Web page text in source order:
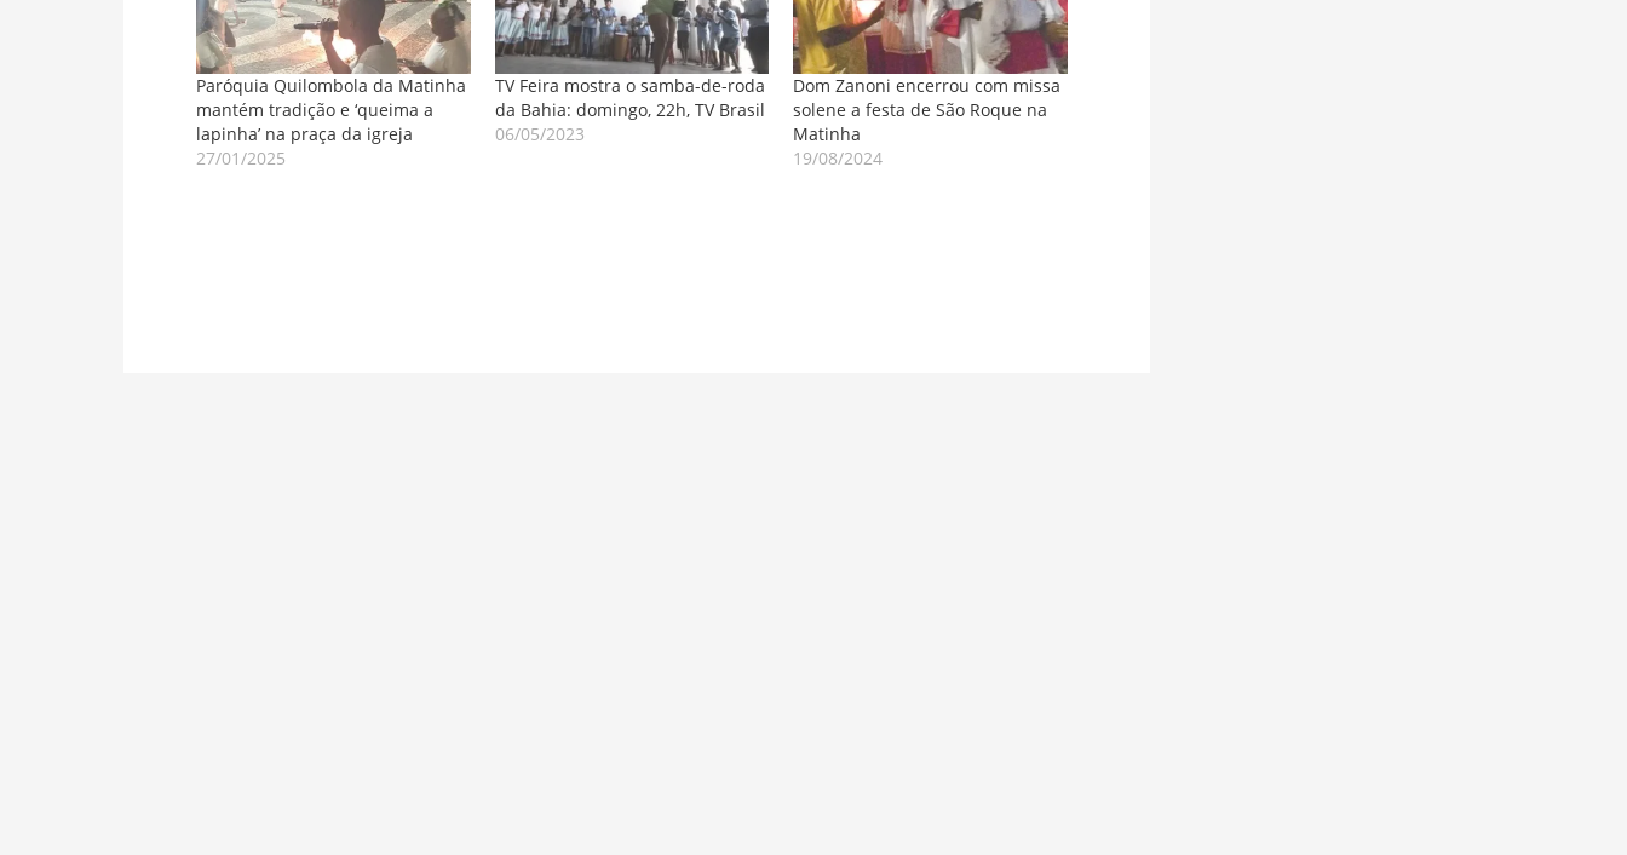
Paróquia Quilombola da Matinha
mantém tradição e ‘queima a
lapinha’ na praça da igreja
27/01/2025
TV Feira mostra o samba-de-roda
da Bahia: domingo, 22h, TV Brasil
06/05/2023
Dom Zanoni encerrou com missa
solene a festa de São Roque na
Matinha
19/08/2024